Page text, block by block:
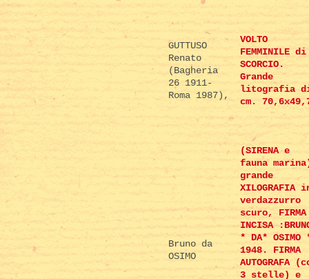
GUTTUSO
Renato
(Bagheria
26 1911-
Roma 1987),
VOLTO
FEMMINILE di
SCORCIO.
Grande
litografia
cm.
Bruno da
OSIMO
(SIRENA e
fauna
grande
XILOGRAFIA
verdazzurro
scuro, FIRMA
INCISA
* DA* OSIMO
1948. FIRMA
AUTOGRAFA
3 stelle) e